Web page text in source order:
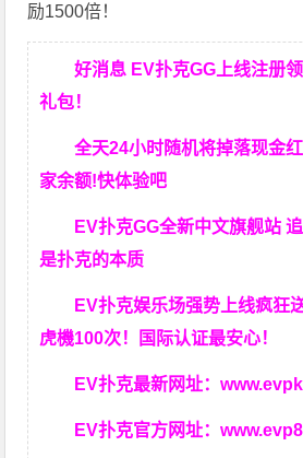
励1500倍！
好消息 EV扑克GG上线注册
礼包！
全天24小时随机将掉落现金
家余额!快体验吧
EV扑克GG全新中文旗舰站
是扑克的本质
EV扑克娱乐场强势上线疯狂
虎機100次！国际认证最安心！
EV扑克最新网址：
EV扑克官方网址：